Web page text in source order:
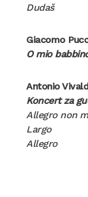
Dudaš
Giacomo
O mio
Antonio
Koncert za
Allegro non
Largo
Allegro